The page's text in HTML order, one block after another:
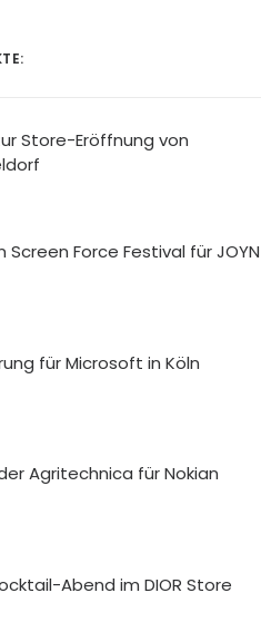
Store-Eröffnung von
Force Festival für JOYN
für Microsoft in Köln
Agritechnica für Nokian
Abend im DIOR Store